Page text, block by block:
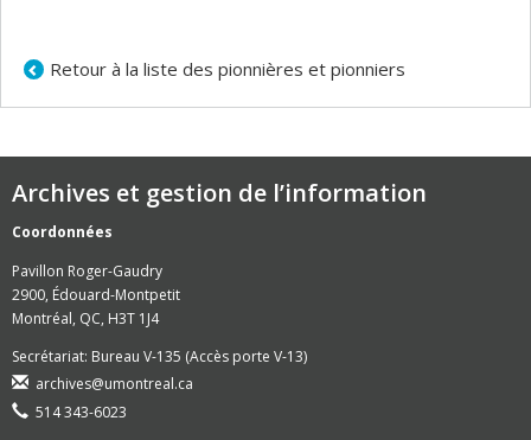
Retour à la liste des pionnières et pionniers
Archives et gestion de l’information
Coordonnées
Pavillon Roger-Gaudry
2900, Édouard-Montpetit
Montréal, QC, H3T 1J4
Secrétariat: Bureau V-135 (Accès porte V-13)
archives@umontreal.ca
514 343-6023